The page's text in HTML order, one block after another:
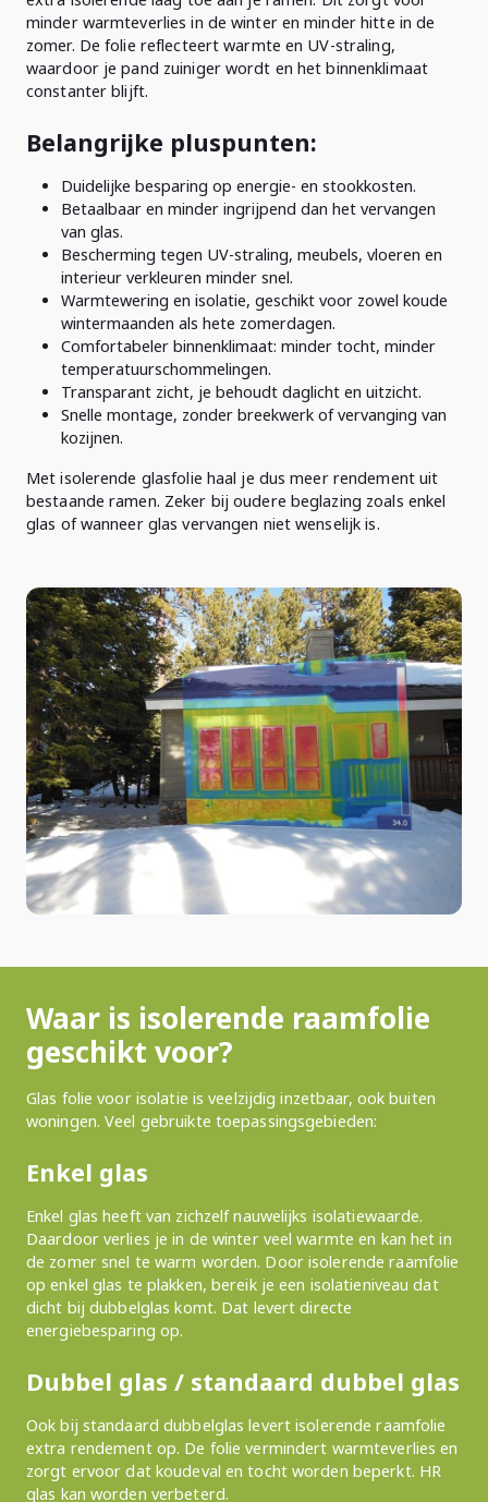
minder warmteverlies in de winter en minder hitte in de
zomer. De folie reflecteert warmte en UV-straling,
waardoor je pand zuiniger wordt en het binnenklimaat
constanter blijft.
Belangrijke pluspunten:
Duidelijke besparing op energie- en stookkosten.
Betaalbaar en minder ingrijpend dan het vervangen
van glas.
Bescherming tegen UV-straling, meubels, vloeren en
interieur verkleuren minder snel.
Warmtewering en isolatie, geschikt voor zowel koude
wintermaanden als hete zomerdagen.
Comfortabeler binnenklimaat: minder tocht, minder
temperatuurschommelingen.
Transparant zicht, je behoudt daglicht en uitzicht.
Snelle montage, zonder breekwerk of vervanging van
kozijnen.
Met isolerende glasfolie haal je dus meer rendement uit
bestaande ramen. Zeker bij oudere beglazing zoals enkel
glas of wanneer glas vervangen niet wenselijk is.
Waar is isolerende raamfolie
geschikt voor?
Glas folie voor isolatie is veelzijdig inzetbaar, ook buiten
woningen. Veel gebruikte toepassingsgebieden:
Enkel glas
Enkel glas heeft van zichzelf nauwelijks isolatiewaarde.
Daardoor verlies je in de winter veel warmte en kan het in
de zomer snel te warm worden. Door isolerende raamfolie
op enkel glas te plakken, bereik je een isolatieniveau dat
dicht bij dubbelglas komt. Dat levert directe
energiebesparing op.
Dubbel glas / standaard dubbel glas
Ook bij standaard dubbelglas levert isolerende raamfolie
extra rendement op. De folie vermindert warmteverlies en
zorgt ervoor dat koudeval en tocht worden beperkt. HR
glas kan worden verbeterd.